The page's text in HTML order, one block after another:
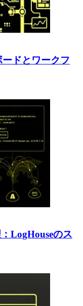
ドとワークフ
LogHouseのス